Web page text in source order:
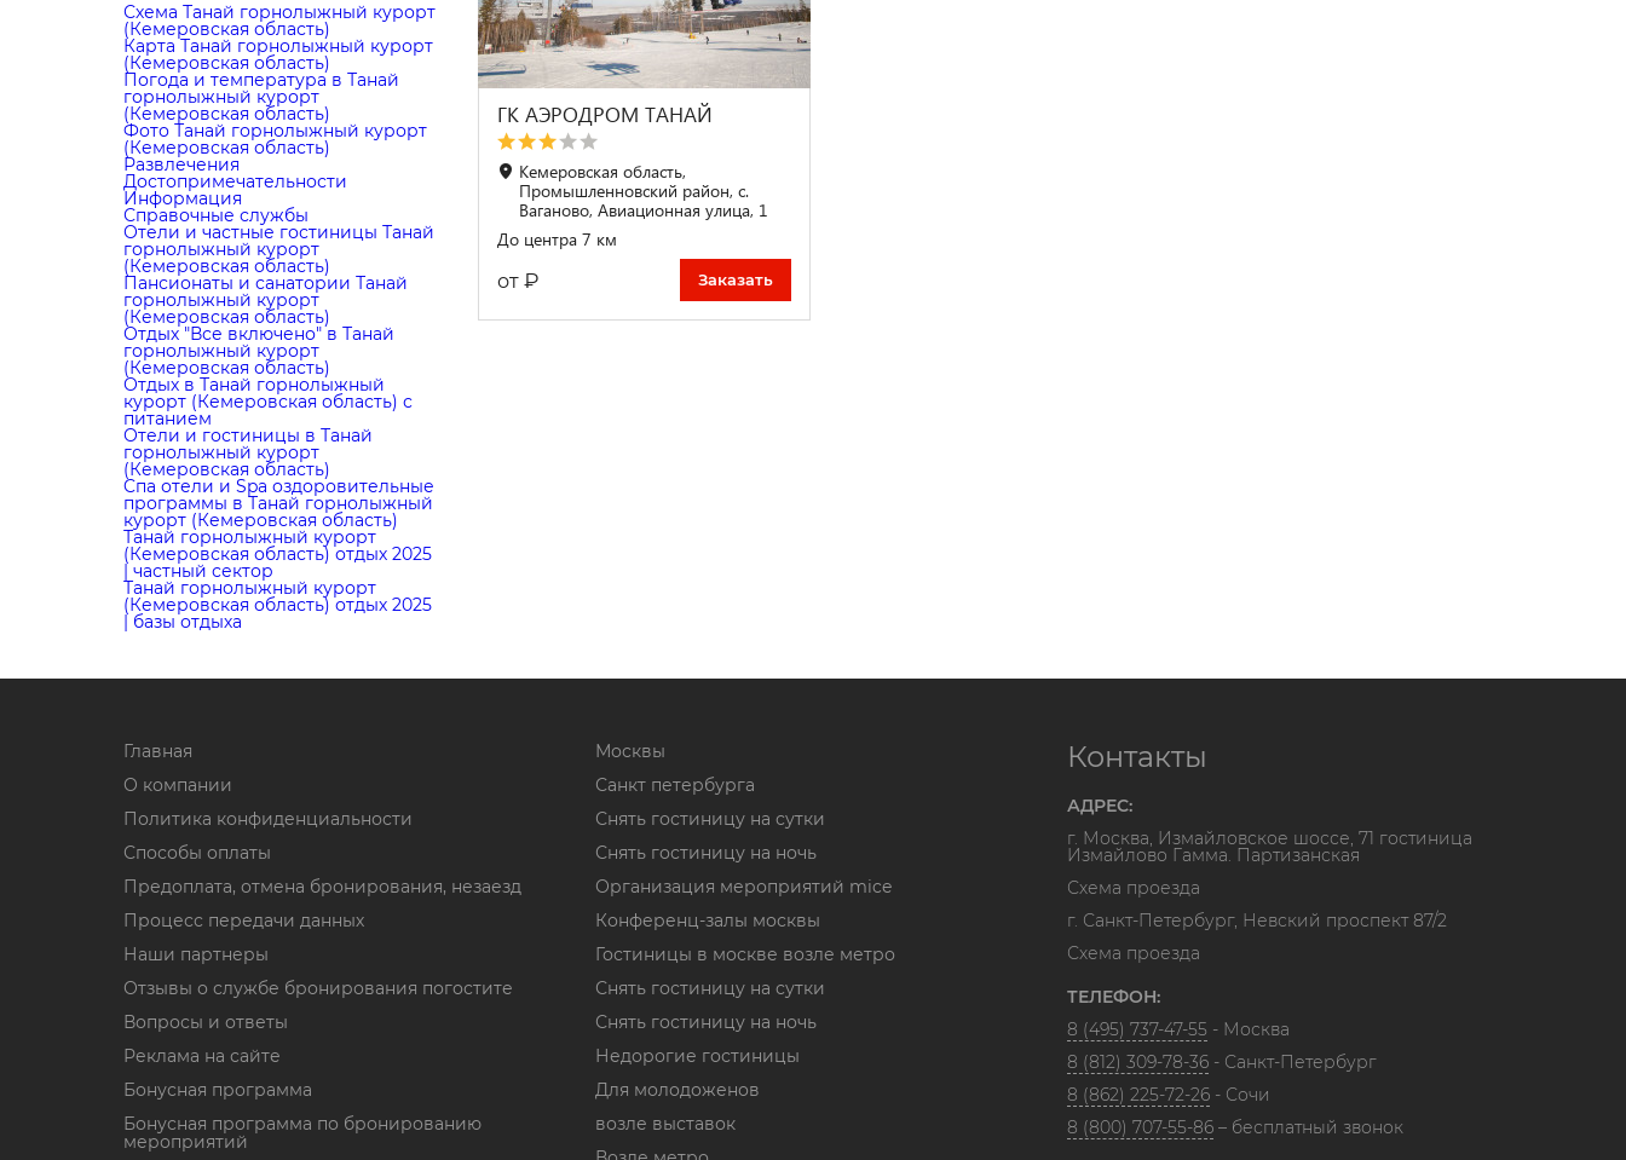
ГК АЭРОДРОМ ТАНАЙ
Кемеровская область,
Промышленновский район, с.
Ваганово, Авиационная улица, 1
До центра 7 км
от ₽ Заказать
Схема Танай горнолыжный курорт
(Кемеровская область)
Карта Танай горнолыжный курорт
(Кемеровская область)
Погода и температура в Танай
горнолыжный курорт
(Кемеровская область)
Фото Танай горнолыжный курорт
(Кемеровская область)
Развлечения
Достопримечательности
Информация
Справочные службы
Отели и частные гостиницы Танай
горнолыжный курорт
(Кемеровская область)
Пансионаты и санатории Танай
горнолыжный курорт
(Кемеровская область)
Отдых "Все включено" в Танай
горнолыжный курорт
(Кемеровская область)
Отдых в Танай горнолыжный
курорт (Кемеровская область) с
питанием
Отели и гостиницы в Танай
горнолыжный курорт
(Кемеровская область)
Cпа отели и Spa оздоровительные
программы в Танай горнолыжный
курорт (Кемеровская область)
Танай горнолыжный курорт
(Кемеровская область) отдых 2025
| частный сектор
Танай горнолыжный курорт
(Кемеровская область) отдых 2025
| базы отдыха
Главная
О компании
Политика конфиденциальности
Способы оплаты
Предоплата, отмена бронирования, незаезд
Процесс передачи данных
Наши партнеры
Отзывы о службе бронирования погостите
Вопросы и ответы
Реклама на сайте
Бонусная программа
Бонусная программа по бронированию
мероприятий
Москвы
Санкт петербурга
Снять гостиницу на сутки
Снять гостиницу на ночь
Организация мероприятий mice
Конференц-залы москвы
Гостиницы в москве возле метро
Снять гостиницу на сутки
Снять гостиницу на ночь
Недорогие гостиницы
Для молодоженов
возле выставок
Контакты
АДРЕС:
г. Москва, Измайловское шоссе, 71 гостиница
Измайлово Гамма. Партизанская
Схема проезда
г. Санкт-Петербург, Невский проспект 87/2
Схема проезда
ТЕЛЕФОН:
8 (495) 737-47-55 - Москва
8 (812) 309-78-36 - Санкт-Петербург
8 (862) 225-72-26 - Сочи
8 (800) 707-55-86 – бесплатный звонок